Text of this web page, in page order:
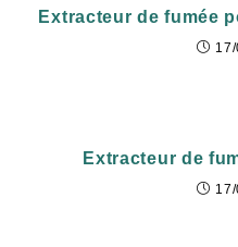
Extracteur de fumée
Extracteur de